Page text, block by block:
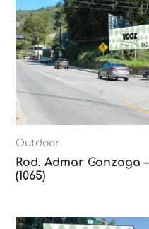
Outdoor
Rod. Admar Gonzaga
(1065)